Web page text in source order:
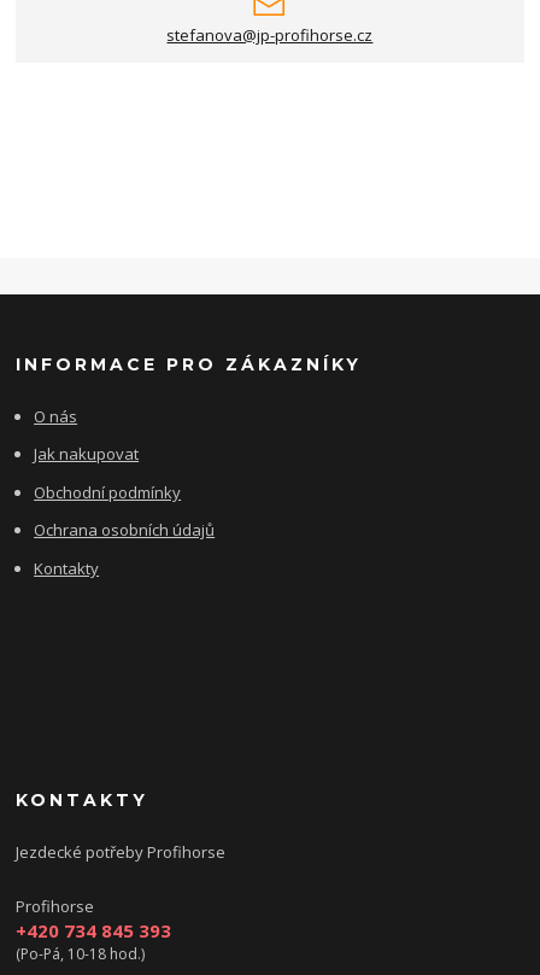
stefanova@jp-profihorse.cz
INFORMACE PRO ZÁKAZNÍKY
O nás
Jak nakupovat
Obchodní podmínky
Ochrana osobních údajů
Kontakty
KONTAKTY
Jezdecké potřeby Profihorse
Profihorse
+420 734 845 393
(Po-Pá, 10-18 hod.)